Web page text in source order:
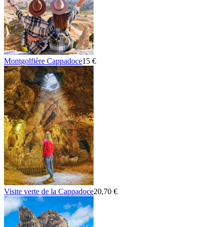
Montgolfière Cappadoce15 €
Visite verte de la Cappadoce20,70 €